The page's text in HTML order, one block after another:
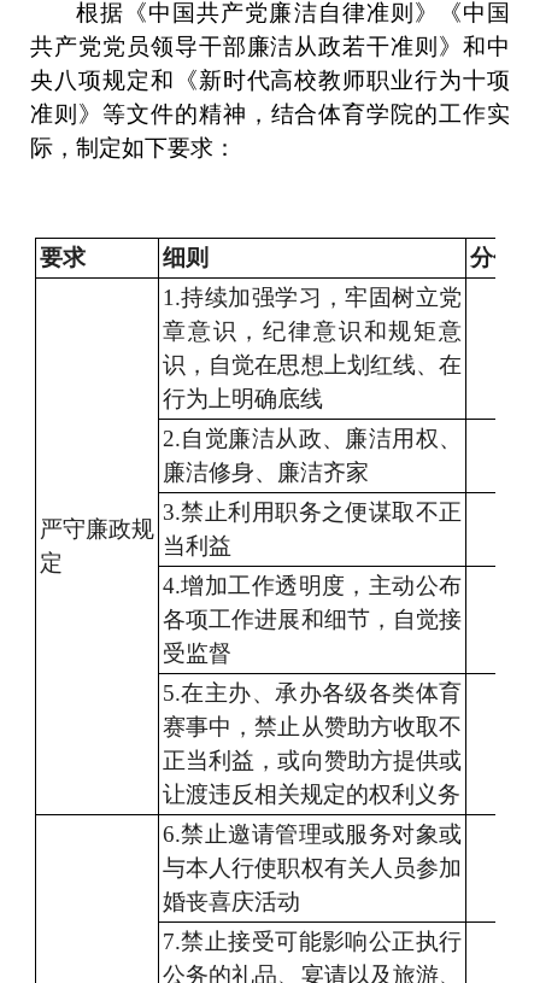
根据《中国共产党廉洁自律准则》《中国
共产党党员领导干部廉洁从政若干准则》和中
央八项规定和《新时代高校教师职业行为十项
准则 》 等文件的精神 ，结合体育学院的工作实
际，制定如下要求：
要求 细则 分值
严守廉政规
定
1.持续加强学习，牢固树立党
章意识 ，纪律意识和规矩意
识， 自觉在思想上划红线、在
行为上明确底线
2.自觉廉洁从政、廉洁用权、
廉洁修身、廉洁齐家
3.禁止利用职务之便谋取不正
当利益
4.增加工作透明度， 主动公布
各项工作进展和细节，自觉接
受监督
5.在主办、承办各级各类体育
赛事中 ，禁止 从赞助方收取不
正当利益 ，或向赞助方提供或
让渡违反相关规定的权利 义务
6.禁止邀请管理或服务对象或
与本人行使职权有关 人员参加
婚丧喜庆活动
7.禁止接受可能影响公正执行
公务的礼品、宴请以及旅游、